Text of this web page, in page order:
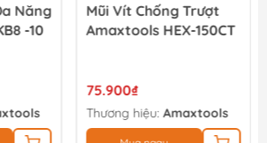
Năng
-10
Mũi Vít Chống Trượt
Amaxtools HEX-150CT
75.900₫
Thương hiệu:Amaxtools